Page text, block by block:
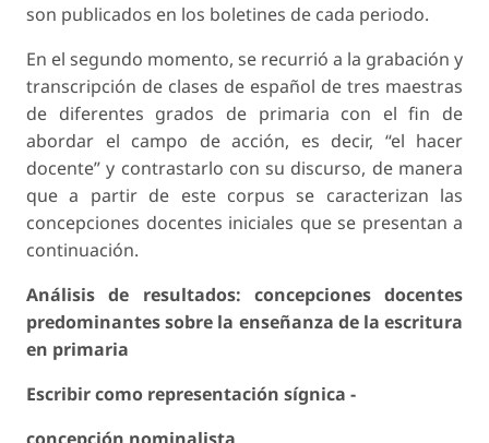
son publicados en los boletines de cada periodo.
En el segundo momento, se recurrió a la grabación y
transcripción de clases de español de tres maestras
de diferentes grados de primaria con el fin de
abordar el campo de acción, es decir, “el hacer
docente” y contrastarlo con su discurso, de manera
que a partir de este corpus se caracterizan las
concepciones docentes iniciales que se presentan a
continuación.
Análisis de resultados: concepciones docentes
predominantes sobre la enseñanza de la escritura
en primaria
Escribir como representación sígnica -